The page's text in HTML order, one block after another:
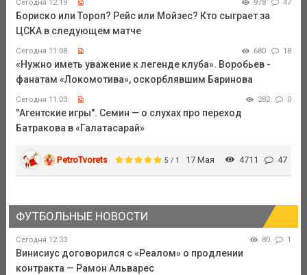
Сегодня 12:19 978 47
Бориско или Тороп? Рейс или Мойзес? Кто сыграет за
ЦСКА в следующем матче
Сегодня 11:08 680 18
«Нужно иметь уважение к легенде клуба». Воробьев -
фанатам «Локомотива», оскорблявшим Баринова
Сегодня 11:03 282 0
"Агентские игры". Семин — о слухах про переход
Батракова в «Галатасарай»
PetroTvorets 5 / 1 17 Мая 4711 47
ФУТБОЛЬНЫЕ НОВОСТИ
Сегодня 12:33 80 1
Винисиус договорился с «Реалом» о продлении
контракта — Рамон Альварес